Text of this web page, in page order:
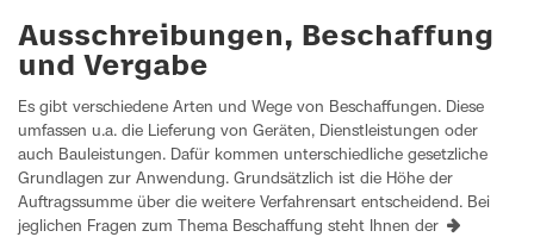
Ausschreibungen, Beschaffung
und Vergabe
Es gibt verschiedene Arten und Wege von Beschaffungen. Diese
umfassen u.a. die Lieferung von Geräten, Dienstleistungen oder
auch Bauleistungen. Dafür kommen unterschiedliche gesetzliche
Grundlagen zur Anwendung. Grundsätzlich ist die Höhe der
Auftragssumme über die weitere Verfahrensart entscheidend. Bei
jeglichen Fragen zum Thema Beschaffung steht Ihnen der